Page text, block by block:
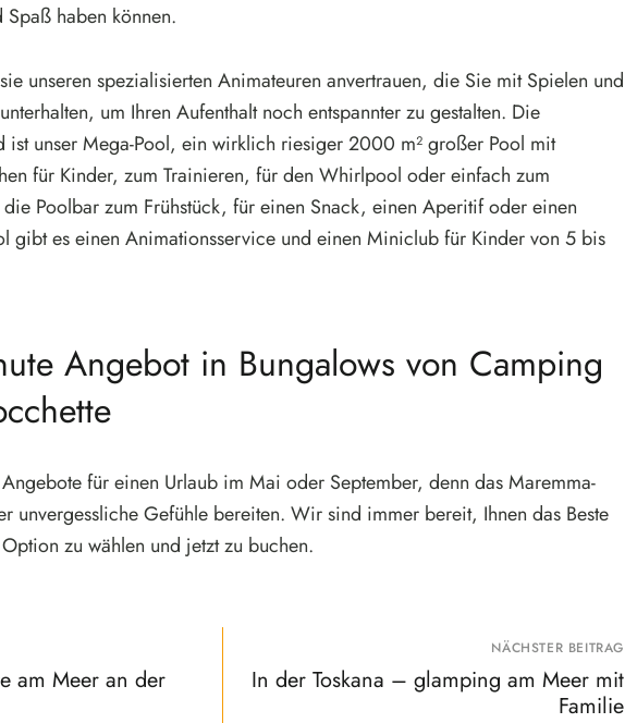
haben können.
unseren spezialisierten Animateuren anvertrauen, die Sie mit Spielen und
um Ihren Aufenthalt noch entspannter zu gestalten. Die
ist unser Mega-Pool, ein wirklich riesiger 2000 m² großer Pool mit
für Kinder, zum Trainieren, für den Whirlpool oder einfach zum
Poolbar zum Frühstück, für einen Snack, einen Aperitif oder einen
gibt es einen Animationsservice und einen Miniclub für Kinder von 5 bis
Angebot in Bungalows von Camping
für einen Urlaub im Mai oder September, denn das Maremma-
unvergessliche Gefühle bereiten. Wir sind immer bereit, Ihnen das Beste
zu wählen und jetzt zu buchen.
am Meer an der
NÄCHSTER BEITRAG
In der Toskana – glamping am Meer mit
Familie